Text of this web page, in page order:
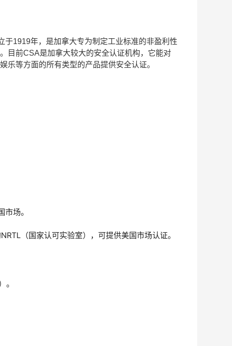
1919年，是加拿大专为制定工业标准的非盈利性
目前CSA是加拿大较大的安全认证机构，它能对
乐等方面的所有类型的产品提供安全认证。
场。
（国家认可实验室），可提供美国市场认证。